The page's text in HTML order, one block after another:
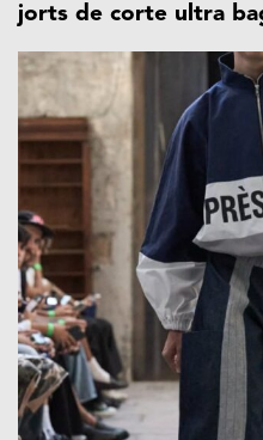
jorts de corte ultra